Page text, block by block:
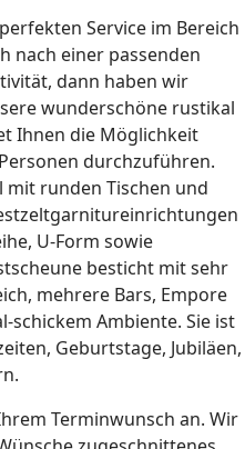
Service im Bereich
nach einer passenden
dann haben wir
wunderschöne rustikal
Ihnen die Möglichkeit
durchzuführen.
mit runden Tischen und
U-Form sowie
besticht mit sehr
mehrere Bars, Empore
Ambiente. Sie ist
Geburtstage, Jubiläen,
Terminwunsch an. Wir